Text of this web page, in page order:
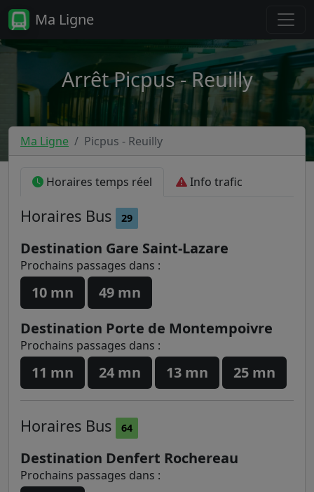
Ma Ligne
Arrêt Picpus - Reuilly
Ma Ligne Picpus - Reuilly
Horaires temps réel Info trafic
Horaires Bus 29
Destination Gare Saint-Lazare
Prochains passages dans :
10 mn
49 mn
Destination Porte de Montempoivre
Prochains passages dans :
11 mn 24 mn 13 mn 25 mn
Horaires Bus 64
Destination Denfert Rochereau
Prochains passages dans :